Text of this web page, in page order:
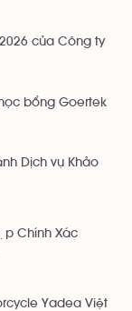
của Công ty
bổng Goertek
Dịch vụ Khảo
Chính Xác
Yadea Việt